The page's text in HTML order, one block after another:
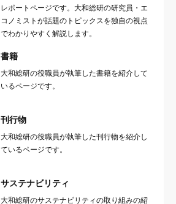
レポートページです。大和総研の研究員・エ
コノミストが話題のトピックスを独自の視点
でわかりやすく解説します。
書籍
大和総研の役職員が執筆した書籍を紹介して
いるページです。
刊行物
大和総研の役職員が執筆した刊行物を紹介し
ているページです。
サステナビリティ
大和総研のサステナビリティの取り組みの紹